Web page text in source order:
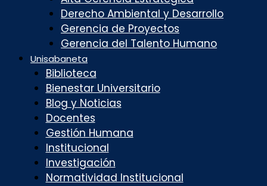
Derecho Ambiental y Desarrollo
Gerencia de Proyectos
Gerencia del Talento Humano
Unisabaneta
Biblioteca
Bienestar Universitario
Blog y Noticias
Docentes
Gestión Humana
Institucional
Investigación
Normatividad Institucional